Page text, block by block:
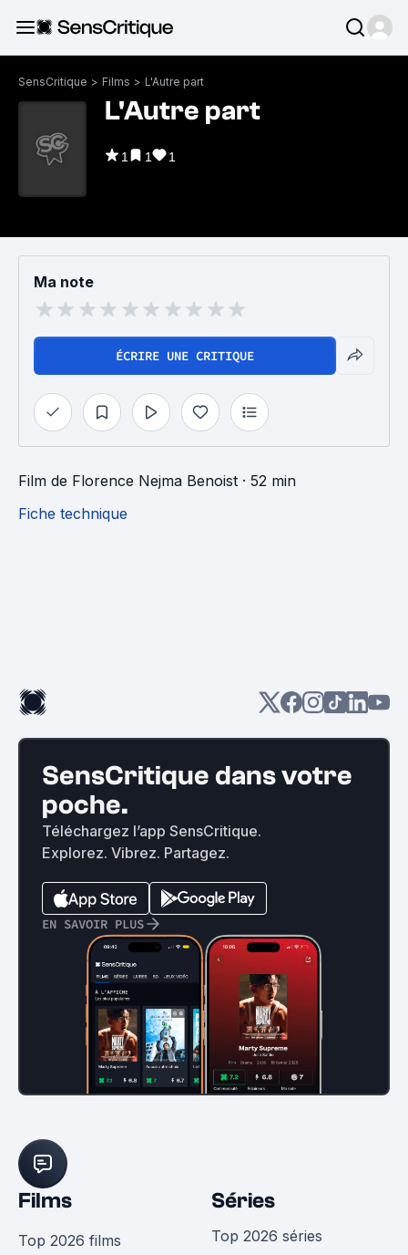
SensCritique > Films > L'Autre part
L'Autre part
1 1 1
Ma note
ÉCRIRE UNE CRITIQUE
Film de Florence Nejma Benoist · 52 min
Fiche technique
SensCritique dans votre
poche.
Téléchargez l’app SensCritique.
Explorez. Vibrez. Partagez.
EN SAVOIR PLUS
Films
Top 2026 films
Séries
Top 2026 séries